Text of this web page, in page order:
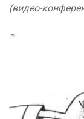
(видео-